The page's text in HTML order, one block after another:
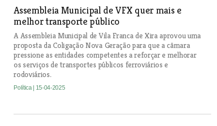
Assembleia Municipal de VFX quer mais e
melhor transporte público
A Assembleia Municipal de Vila Franca de Xira aprovou uma
proposta da Coligação Nova Geração para que a câmara
pressione as entidades competentes a reforçar e melhorar
os serviços de transportes públicos ferroviários e
rodoviários.
Política | 15-04-2025